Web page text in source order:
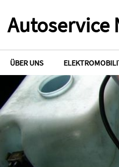
Autoservice
ÜBER UNS